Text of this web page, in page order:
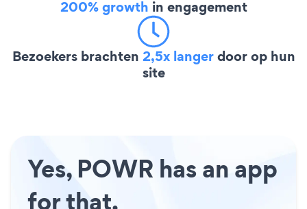
200% growth in engagement
Bezoekers brachten 2,5x langerdoor op hun
site
Yes, POWR has an app
for that.